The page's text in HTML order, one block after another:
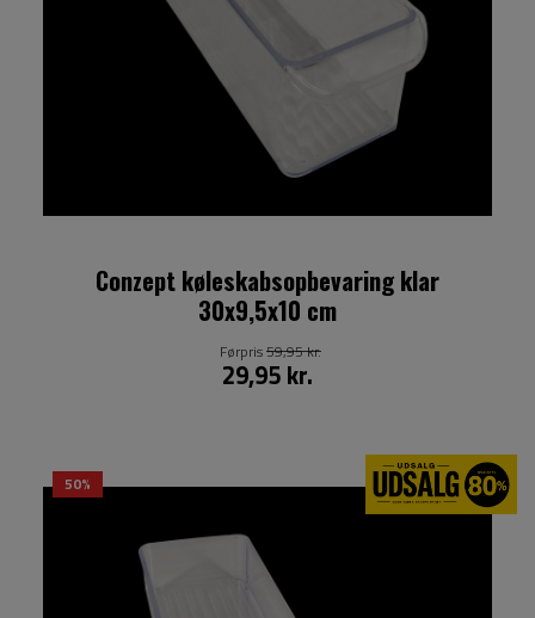
Conzept køleskabsopbevaring klar
30x9,5x10 cm
29,95 kr.
Førpris59,95 kr.
50%